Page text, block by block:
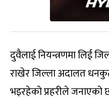
दुवैलाई नियन्त्रणमा लिई
राखेर जिल्ला अदालत
भइरहेको प्रहरीले जनाएको